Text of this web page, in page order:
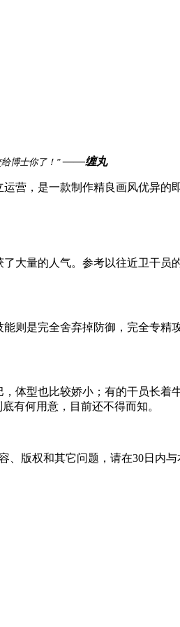
博士你了！”——缠丸
营，是一款制作精良画风优异的
大量的人气。参考以往近卫干员
则是完全舍弃掉防御，完全专精
体型也比较娇小；有的干员长
有何用意，目前还不得而知。
版权和其它问题，请在30日内